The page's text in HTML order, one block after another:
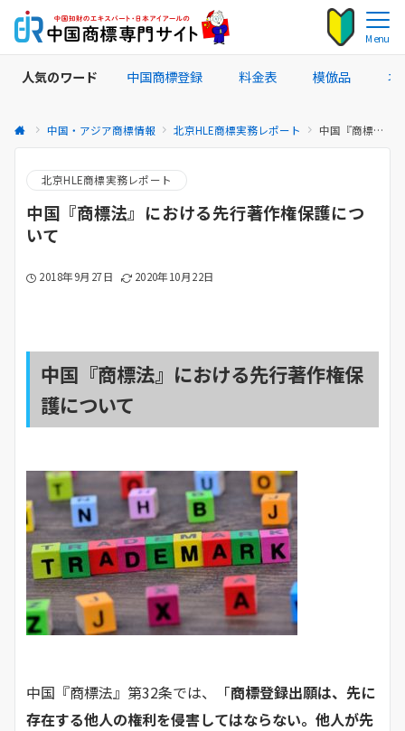
Menu
人気のワード 中国商標登録 料金表 模倣品 ネ
中国・アジア商標情報 北京HLE商標実務レポート 中国『商標法』における先行著作権保護について
北京HLE商標実務レポート
中国『商標法』における先行著作権保護につ
いて
2018年9月27日 2020年10月22日
中国『商標法』における先行著作権保
護について
中国『商標法』第32条では、「商標登録出願は、先に
存在する他人の権利を侵害してはならない。他人が先